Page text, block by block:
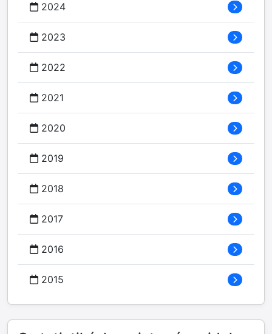
2024
2023
2022
2021
2020
2019
2018
2017
2016
2015